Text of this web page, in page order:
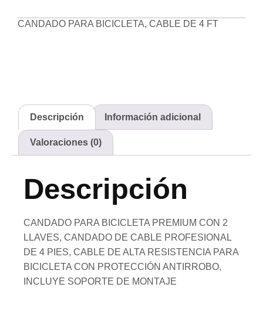
CANDADO PARA BICICLETA, CABLE DE 4 FT
Descripción Información adicional
Valoraciones (0)
Descripción
CANDADO PARA BICICLETA PREMIUM CON 2
LLAVES, CANDADO DE CABLE PROFESIONAL
DE 4 PIES, CABLE DE ALTA RESISTENCIA PARA
BICICLETA CON PROTECCIÓN ANTIRROBO,
INCLUYE SOPORTE DE MONTAJE